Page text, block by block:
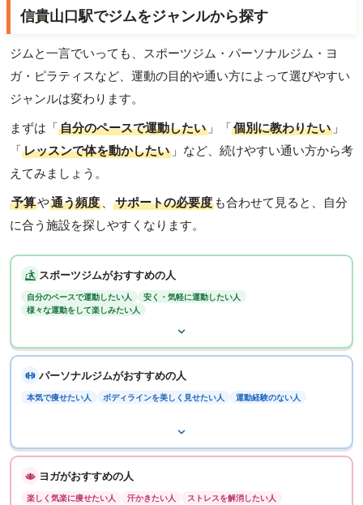
信貴山口駅でジムをジャンルから探す
ジムと一言でいっても、スポーツジム・パーソナルジム・ヨ
ガ・ピラティスなど、運動の目的や通い方によって選びやすい
ジャンルは変わります。
まずは「自分のペースで運動したい 」「個別に教わりたい 」
「レッスンで体を動かしたい 」など、続けやすい通い方から考
えてみましょう。
予算や通う頻度 、 サポートの必要度 も合わせて見ると、自分
に合う施設を探しやすくなります。
スポーツジムがおすすめの人
自分のペースで運動したい人
安く・気軽に運動したい人
様々な運動をして楽しみたい人
パーソナルジムがおすすめの人
本気で痩せたい人 ボディラインを美しく見せたい人 運動経験のない人
ヨガがおすすめの人
楽しく気楽に痩せたい人 汗かきたい人 ストレスを解消したい人